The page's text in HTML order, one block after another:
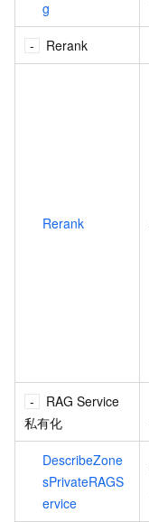
g
Rerank
Rerank
RAG Service
私有化
DescribeZone
sPrivateRAGS
ervice